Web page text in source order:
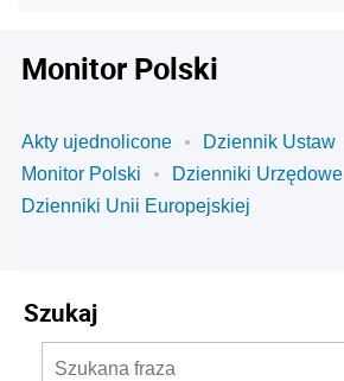
Monitor Polski
Akty ujednolicone
Dziennik Ustaw
Monitor Polski
Dzienniki Urzędowe
Dzienniki Unii Europejskiej
Szukaj